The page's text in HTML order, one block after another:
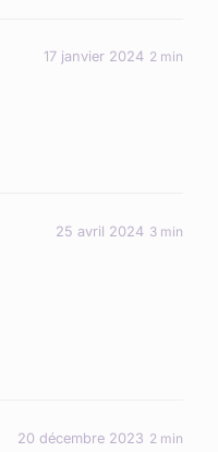
17 janvier 2024 2 min
25 avril 2024 3 min
20 décembre 2023 2 min